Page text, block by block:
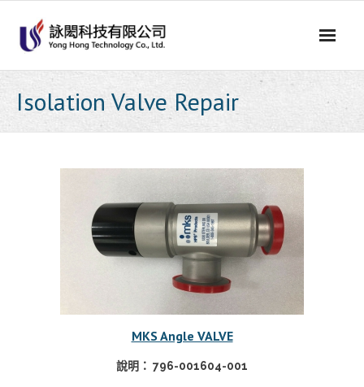
content
Isolation Valve Repair
MKS Angle VALVE
說明： 796-001604-001